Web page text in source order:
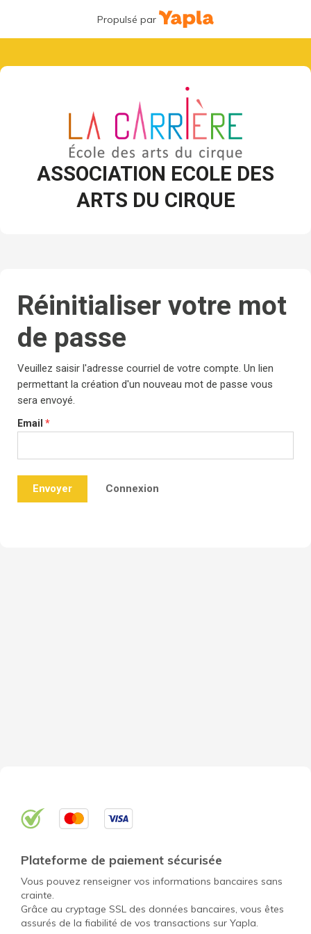
Propulsé par
ASSOCIATION ECOLE DES
ARTS DU CIRQUE
Réinitialiser votre mot
de passe
Veuillez saisir l'adresse courriel de votre compte. Un lien
permettant la création d'un nouveau mot de passe vous
sera envoyé.
Email *
Connexion
Plateforme de paiement sécurisée
Vous pouvez renseigner vos informations bancaires sans
crainte.
Grâce au cryptage SSL des données bancaires, vous êtes
assurés de la fiabilité de vos transactions sur Yapla.